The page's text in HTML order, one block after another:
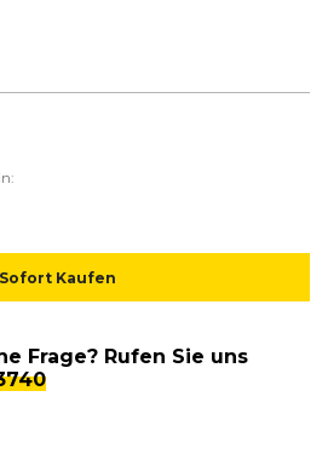
Sofort Kaufen
Frage? Rufen Sie uns